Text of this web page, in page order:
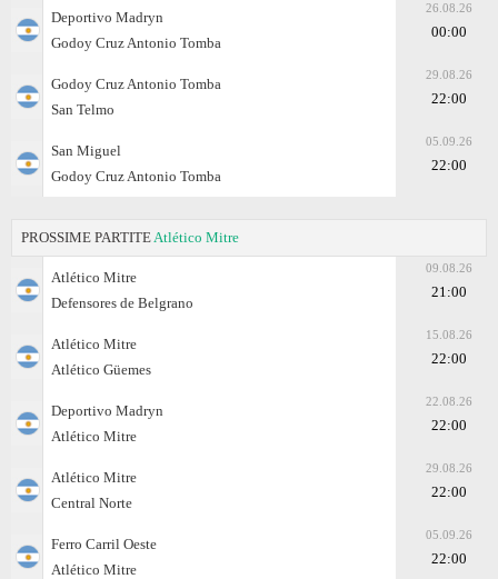
Deportivo Madryn
Godoy Cruz Antonio Tomba
26.08.26
00:00
Godoy Cruz Antonio Tomba
San Telmo
29.08.26
22:00
San Miguel
Godoy Cruz Antonio Tomba
05.09.26
22:00
PROSSIME PARTITE Atlético Mitre
Atlético Mitre
Defensores de Belgrano
09.08.26
21:00
Atlético Mitre
Atlético Güemes
15.08.26
22:00
Deportivo Madryn
Atlético Mitre
22.08.26
22:00
Atlético Mitre
Central Norte
29.08.26
22:00
Ferro Carril Oeste
Atlético Mitre
05.09.26
22:00